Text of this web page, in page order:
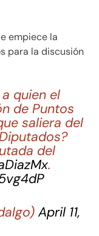
empiece la
para la discusión
a quien el
de Puntos
saliera del
del
.
April 11,